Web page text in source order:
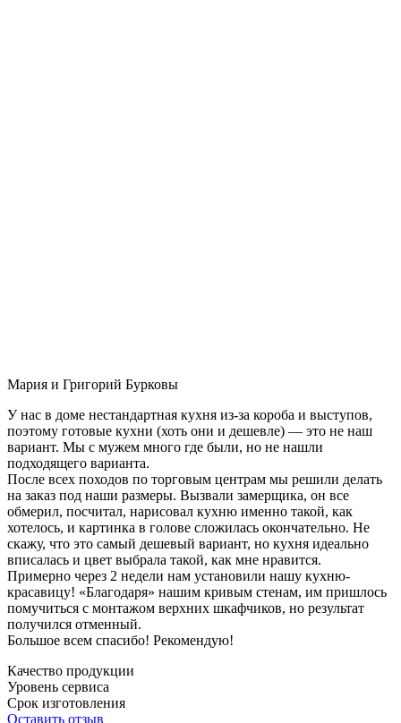
Мария и Григорий Бурковы
У нас в доме нестандартная кухня из-за короба и выступов,
поэтому готовые кухни (хоть они и дешевле) — это не наш
вариант. Мы с мужем много где были, но не нашли
подходящего варианта.
После всех походов по торговым центрам мы решили делать
на заказ под наши размеры. Вызвали замерщика, он все
обмерил, посчитал, нарисовал кухню именно такой, как
хотелось, и картинка в голове сложилась окончательно. Не
скажу, что это самый дешевый вариант, но кухня идеально
вписалась и цвет выбрала такой, как мне нравится.
Примерно через 2 недели нам установили нашу кухню-
красавицу! «Благодаря» нашим кривым стенам, им пришлось
помучиться с монтажом верхних шкафчиков, но результат
получился отменный.
Большое всем спасибо! Рекомендую!
Качество продукции
Уровень сервиса
Срок изготовления
Оставить отзыв